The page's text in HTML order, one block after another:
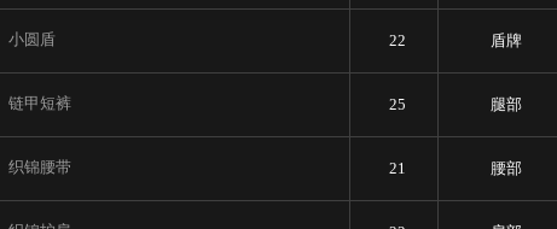
小圆盾 22 盾牌
链甲短裤 25 腿部
织锦腰带 21 腰部